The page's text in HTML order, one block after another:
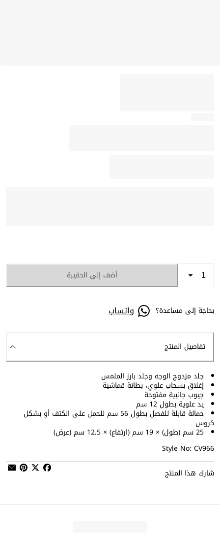
أضف إلى الحقيبة
بحاجة إلى مساعدة؟ واتساب
تفاصيل المنتج
جلد مزدوج الوجه وجلد بارز الملمس
إغلاق بسحاب علوي، بطانة قماشية
جيوب جانبية مفتوحة
يد علوية بطول 12 سم
حمالة قابلة للفصل بطول 56 سم للحمل على الكتف أو بشكل
كروس
25 سم (طول) × 19 سم (ارتفاع) × 12.5 سم (عرض)
Style No: CV966
شارك هذا المنتج